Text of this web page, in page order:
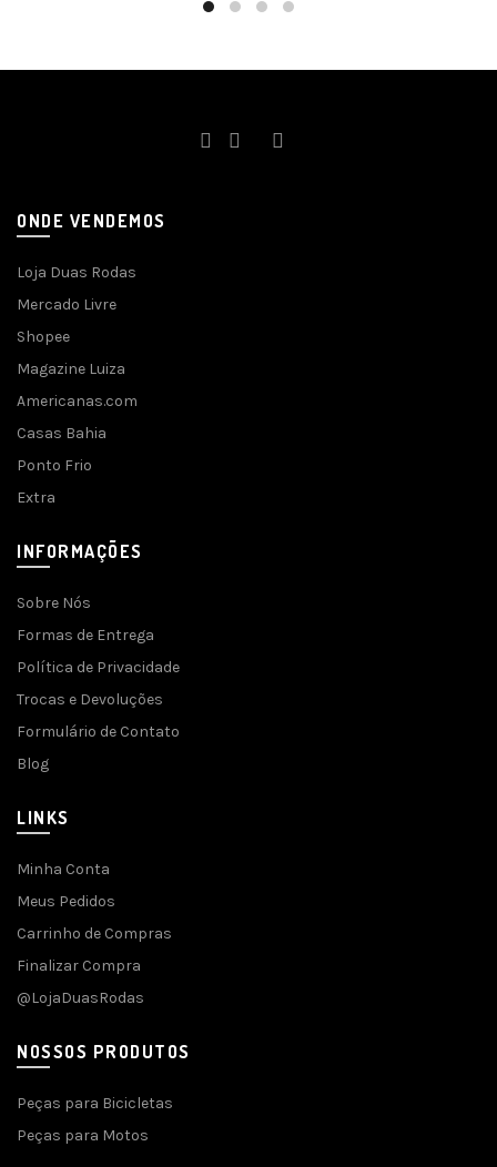
ONDE VENDEMOS
Loja Duas Rodas
Mercado Livre
Shopee
Magazine Luiza
Americanas.com
Casas Bahia
Ponto Frio
Extra
INFORMAÇÕES
Sobre Nós
Formas de Entrega
Política de Privacidade
Trocas e Devoluções
Formulário de Contato
Blog
LINKS
Minha Conta
Meus Pedidos
Carrinho de Compras
Finalizar Compra
@LojaDuasRodas
NOSSOS PRODUTOS
Peças para Bicicletas
Peças para Motos